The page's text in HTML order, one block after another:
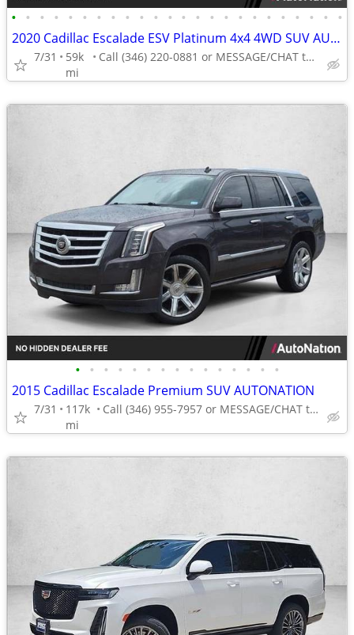
• • • • • • • • • • • • • • • • • • • • • • • •
2020 Cadillac Escalade ESV Platinum 4x4 4WD SUV AUTONATION
7/31
59k
mi
Call (346) 220-0881 or MESSAGE/CHAT to confirm availability
• • • • • • • • • • • • • • •
2015 Cadillac Escalade Premium SUV AUTONATION
7/31
117k
mi
Call (346) 955-7957 or MESSAGE/CHAT to confirm availability